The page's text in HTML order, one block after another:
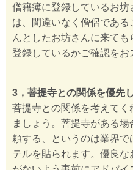
僧籍簿に登録しているお坊
は、間違いなく僧侶であ
んとしたお坊さんに来て
登録しているかご確認をお
3，菩提寺との関係を優先
菩提寺との関係を考えて
ましょう。菩提寺がある
頼する、というのは業界
テルを貼られます。優良